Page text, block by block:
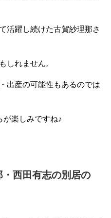
活躍し続けた古賀紗理那さ
しれません。
出産の可能性もあるのでは
が楽しみですね♪
西田有志の別居の